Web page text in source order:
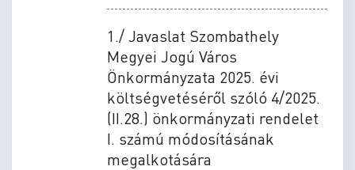
1./ Javaslat Szombathely
Megyei Jogú Város
Önkormányzata 2025. évi
költségvetéséről szóló 4/2025.
(II.28.) önkormányzati rendelet
I. számú módosításának
megalkotására